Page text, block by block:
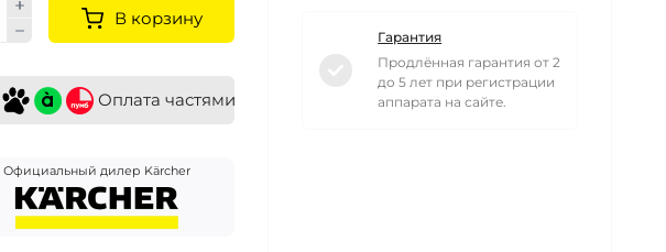
В корзину
Оплата частями
Официальный дилер Kärcher
Гарантия
Продлённая гарантия от 2
до 5 лет при регистрации
аппарата на сайте.